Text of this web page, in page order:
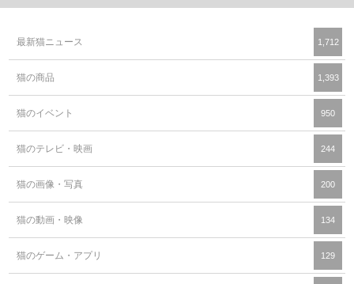
最新猫ニュース 1,712
猫の商品 1,393
猫のイベント 950
猫のテレビ・映画 244
猫の画像・写真 200
猫の動画・映像 134
猫のゲーム・アプリ 129